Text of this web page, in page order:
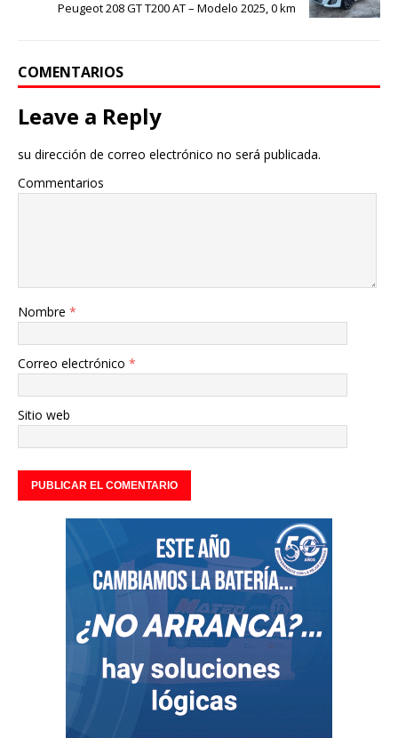
Peugeot 208 GT T200 AT – Modelo 2025, 0 km
COMENTARIOS
Leave a Reply
su dirección de correo electrónico no será publicada.
Commentarios
Nombre *
Correo electrónico *
Sitio web